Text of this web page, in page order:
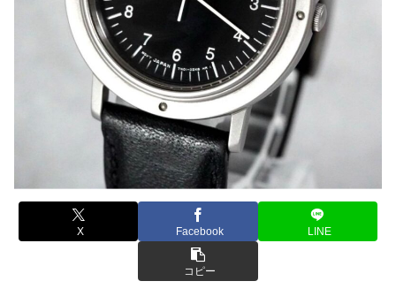
X Facebook LINE
コピー